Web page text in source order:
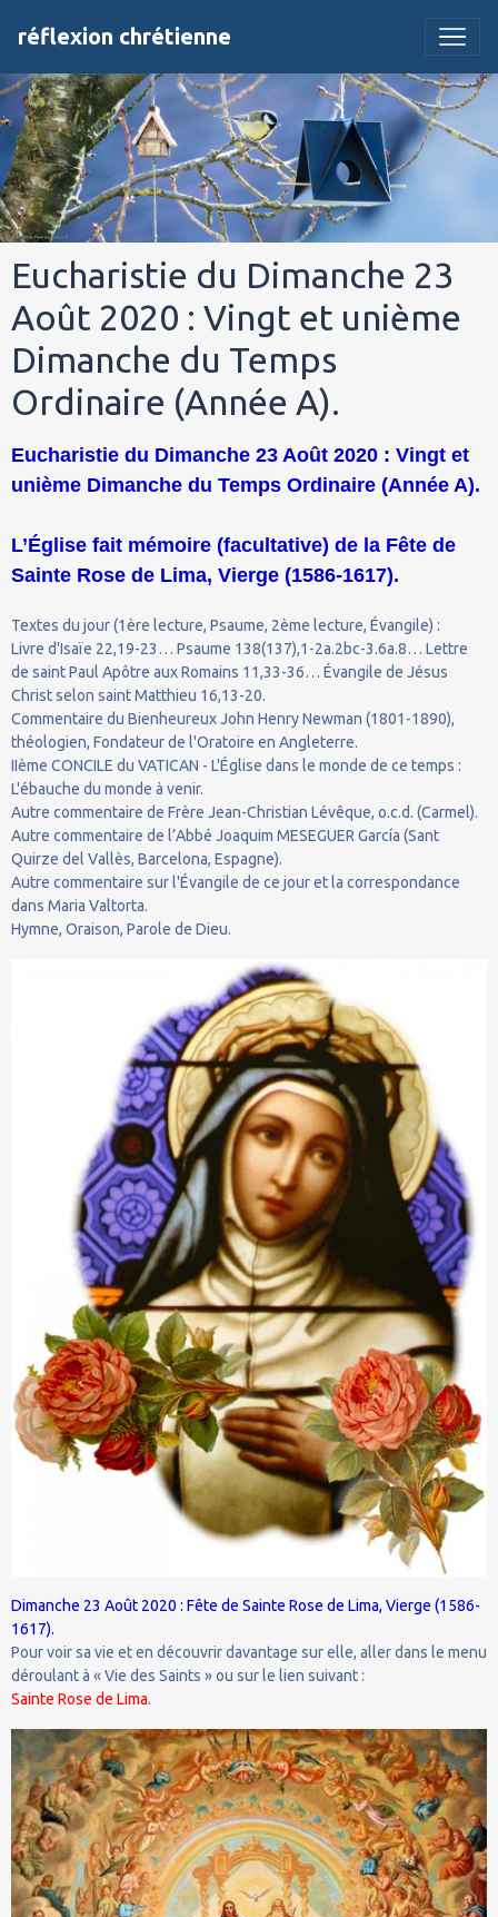
réflexion chrétienne
Eucharistie du Dimanche 23
Août 2020 : Vingt et unième
Dimanche du Temps
Ordinaire (Année A).
Eucharistie du Dimanche 23 Août 2020 : Vingt et
unième Dimanche du Temps Ordinaire (Année A).
L’Église fait mémoire (facultative) de la Fête de
Sainte Rose de Lima, Vierge (1586-1617).
Textes du jour (1ère lecture, Psaume, 2ème lecture, Évangile) :
Livre d'Isaïe 22,19-23… Psaume 138(137),1-2a.2bc-3.6a.8… Lettre
de saint Paul Apôtre aux Romains 11,33-36… Évangile de Jésus
Christ selon saint Matthieu 16,13-20.
Commentaire du Bienheureux John Henry Newman (1801-1890),
théologien, Fondateur de l'Oratoire en Angleterre.
IIème CONCILE du VATICAN - L'Église dans le monde de ce temps :
L'ébauche du monde à venir.
Autre commentaire de Frère Jean-Christian Lévêque, o.c.d. (Carmel).
Autre commentaire de l’Abbé Joaquim MESEGUER García (Sant
Quirze del Vallès, Barcelona, Espagne).
Autre commentaire sur l'Évangile de ce jour et la correspondance
dans Maria Valtorta.
Hymne, Oraison, Parole de Dieu.
Dimanche 23 Août 2020 : Fête de Sainte Rose de Lima, Vierge (1586-
1617).
Pour voir sa vie et en découvrir davantage sur elle, aller dans le menu
déroulant à « Vie des Saints » ou sur le lien suivant :
Sainte Rose de Lima.